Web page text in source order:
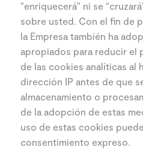
"enriquecerá" ni se
sobre usted. Con el fin de
la Empresa también ha
apropiados para reducir el
de las cookies analíticas al
dirección IP antes de que
almacenamiento o
de la adopción de estas
uso de estas cookies
consentimiento expreso.